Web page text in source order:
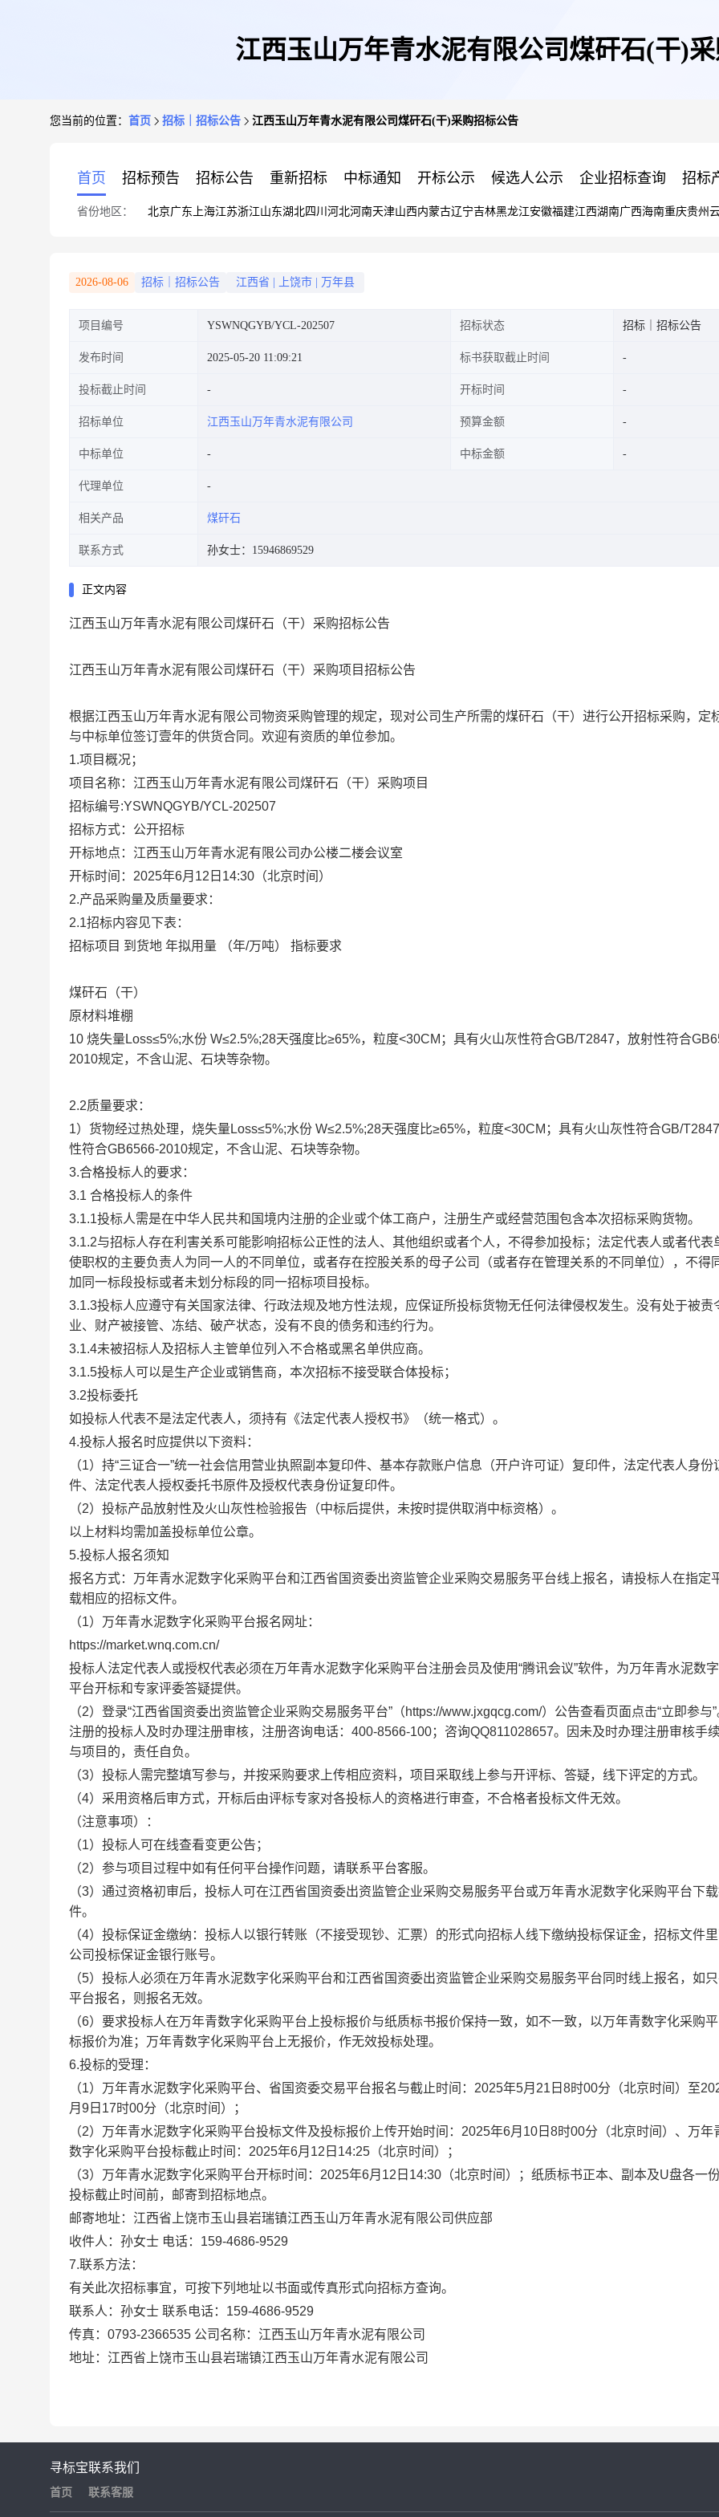
江西玉山万年青水泥有限公司煤矸石(干)
您当前的位置： 首页 招标｜招标公告 江西玉山万年青水泥有限公司煤矸石(干)采购招标公告
首页 招标预告 招标公告 重新招标 中标通知 开标公示 候选人公示 企业招标查询 招标
省份地区： 北京广东 上海江苏浙江山东湖北四川 河北河南天津山西内蒙古辽宁吉林黑龙江安徽福建江西湖南广西海南重庆贵州
2026-08-06 招标｜招标公告 江西省 上饶市 万年县
项目编号 YSWNQGYB/YCL-202507 招标状态 招标｜招标公告
发布时间 2025-05-20 11:09:21 标书获取截止时间
投标截止时间 开标时间
招标单位 江西玉山万年青水泥有限公司 预算金额
中标单位 中标金额
代理单位
相关产品 煤矸石
联系方式 孙女士：15946869529
正文内容
江西玉山万年青水泥有限公司煤矸石（干）采购招标公告
江西玉山万年青水泥有限公司煤矸石（干）采购项目招标公告
根据江西玉山万年青水泥有限公司物资采购管理的规定，现对公司生产所需的煤矸石（干）进行公开招标采购，定
与中标单位签订壹年的供货合同。欢迎有资质的单位参加。
1.项目概况；
项目名称：江西玉山万年青水泥有限公司煤矸石（干）采购项目
招标编号:YSWNQGYB/YCL-202507
招标方式：公开招标
开标地点：江西玉山万年青水泥有限公司办公楼二楼会议室
开标时间：2025年6月12日14:30（北京时间）
2.产品采购量及质量要求：
2.1招标内容见下表：
招标项目 到货地 年拟用量 （年/万吨） 指标要求
煤矸石（干）
原材料堆棚
10 烧失量Loss≤5%;水份 W≤2.5%;28天强度比≥65%，粒度<30CM；具有火山灰性符合GB/T2847，放射性符合
2010规定，不含山泥、石块等杂物。
2.2质量要求：
1）货物经过热处理，烧失量Loss≤5%;水份 W≤2.5%;28天强度比≥65%，粒度<30CM；具有火山灰性符合GB/
性符合GB6566-2010规定，不含山泥、石块等杂物。
3.合格投标人的要求：
3.1 合格投标人的条件
3.1.1投标人需是在中华人民共和国境内注册的企业或个体工商户，注册生产或经营范围包含本次招标采购货物。
3.1.2与招标人存在利害关系可能影响招标公正性的法人、其他组织或者个人，不得参加投标；法定代表人或者代表
使职权的主要负责人为同一人的不同单位，或者存在控股关系的母子公司（或者存在管理关系的不同单位），不得
加同一标段投标或者未划分标段的同一招标项目投标。
3.1.3投标人应遵守有关国家法律、行政法规及地方性法规，应保证所投标货物无任何法律侵权发生。没有处于被责
业、财产被接管、冻结、破产状态，没有不良的债务和违约行为。
3.1.4未被招标人及招标人主管单位列入不合格或黑名单供应商。
3.1.5投标人可以是生产企业或销售商，本次招标不接受联合体投标；
3.2投标委托
如投标人代表不是法定代表人，须持有《法定代表人授权书》（统一格式）。
4.投标人报名时应提供以下资料：
（1）持“三证合一”统一社会信用营业执照副本复印件、基本存款账户信息（开户许可证）复印件，法定代表人身份
件、法定代表人授权委托书原件及授权代表身份证复印件。
（2）投标产品放射性及火山灰性检验报告（中标后提供，未按时提供取消中标资格）。
以上材料均需加盖投标单位公章。
5.投标人报名须知
报名方式：万年青水泥数字化采购平台和江西省国资委出资监管企业采购交易服务平台线上报名，请投标人在指定
载相应的招标文件。
（1）万年青水泥数字化采购平台报名网址：
https://market.wnq.com.cn/
投标人法定代表人或授权代表必须在万年青水泥数字化采购平台注册会员及使用“腾讯会议”软件，为万年青水泥数
平台开标和专家评委答疑提供。
（2）登录“江西省国资委出资监管企业采购交易服务平台”（https://www.jxgqcg.com/）公告查看页面点击“立即参与
注册的投标人及时办理注册审核，注册咨询电话：400-8566-100；咨询QQ811028657。因未及时办理注册审核手
与项目的，责任自负。
（3）投标人需完整填写参与，并按采购要求上传相应资料，项目采取线上参与开评标、答疑，线下评定的方式。
（4）采用资格后审方式，开标后由评标专家对各投标人的资格进行审查，不合格者投标文件无效。
（注意事项）：
（1）投标人可在线查看变更公告；
（2）参与项目过程中如有任何平台操作问题，请联系平台客服。
（3）通过资格初审后，投标人可在江西省国资委出资监管企业采购交易服务平台或万年青水泥数字化采购平台下
件。
（4）投标保证金缴纳：投标人以银行转账（不接受现钞、汇票）的形式向招标人线下缴纳投标保证金，招标文件
公司投标保证金银行账号。
（5）投标人必须在万年青水泥数字化采购平台和江西省国资委出资监管企业采购交易服务平台同时线上报名，如
平台报名，则报名无效。
（6）要求投标人在万年青数字化采购平台上投标报价与纸质标书报价保持一致，如不一致，以万年青数字化采购
标报价为准；万年青数字化采购平台上无报价，作无效投标处理。
6.投标的受理：
（1）万年青水泥数字化采购平台、省国资委交易平台报名与截止时间：2025年5月21日8时00分（北京时间）至
月9日17时00分（北京时间）；
（2）万年青水泥数字化采购平台投标文件及投标报价上传开始时间：2025年6月10日8时00分（北京时间）、万年
数字化采购平台投标截止时间：2025年6月12日14:25（北京时间）；
（3）万年青水泥数字化采购平台开标时间：2025年6月12日14:30（北京时间）；纸质标书正本、副本及U盘各一
投标截止时间前，邮寄到招标地点。
邮寄地址：江西省上饶市玉山县岩瑞镇江西玉山万年青水泥有限公司供应部
收件人：孙女士 电话：159-4686-9529
7.联系方法：
有关此次招标事宜，可按下列地址以书面或传真形式向招标方查询。
联系人：孙女士 联系电话：159-4686-9529
传真：0793-2366535 公司名称：江西玉山万年青水泥有限公司
地址：江西省上饶市玉山县岩瑞镇江西玉山万年青水泥有限公司
寻标宝
首页
联系我们
联系客服